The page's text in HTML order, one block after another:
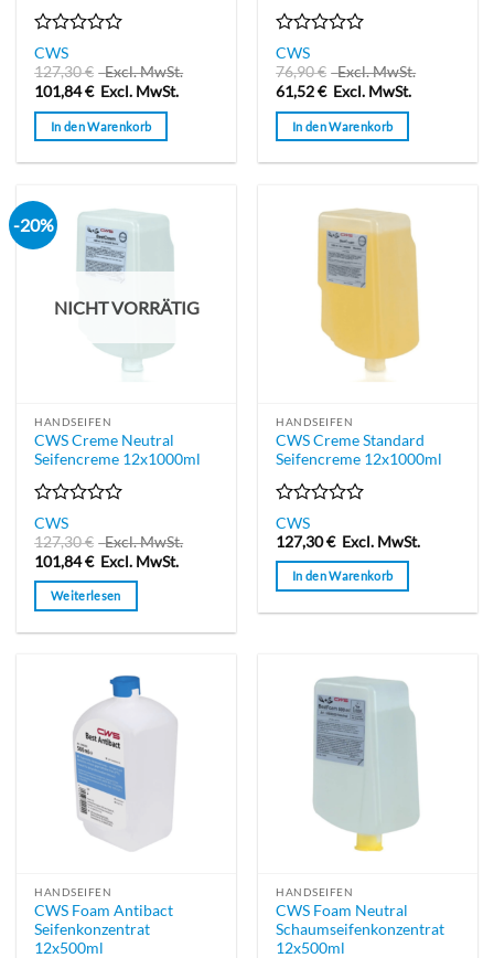
Bewertet
mit
0
von
5
CWS
127,30€
Excl. MwSt.
101,84€ Excl. MwSt.
In den Warenkorb
Bewertet
mit
0
von
5
CWS
76,90€
Excl. MwSt.
61,52€ Excl. MwSt.
In den Warenkorb
-20%
NICHT VORRÄTIG
HANDSEIFEN
CWS Creme Neutral
Seifencreme 12x1000ml
Bewertet
mit
0
von
5
CWS
127,30€
Excl. MwSt.
101,84€ Excl. MwSt.
Weiterlesen
HANDSEIFEN
CWS Creme Standard
Seifencreme 12x1000ml
Bewertet
mit
0
von
5
CWS
127,30€ Excl. MwSt.
In den Warenkorb
HANDSEIFEN
CWS Foam Antibact
Seifenkonzentrat
12x500ml
HANDSEIFEN
CWS Foam Neutral
Schaumseifenkonzentrat
12x500ml